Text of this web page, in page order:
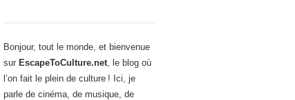
Bonjour, tout le monde, et bienvenue
sur EscapeToCulture.net , le blog où
l’on fait le plein de culture ! Ici, je
parle de cinéma, de musique, de